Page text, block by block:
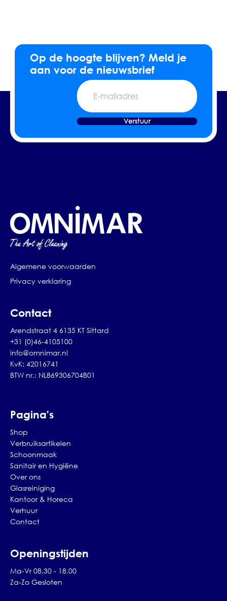
Op de hoogte blijven? Meld je
aan voor de nieuwsbrief
E-
mailadres
Verstuur
Algemene voorwaarden
Privacy verklaring
Contact
Arendstraat 4 6135 KT Sittard
+31 (0)46-4105100
info@omnimar.nl
KvK: 42016741
BTW nr.: NL869306704B01
Pagina's
Shop
Verbruiksartikelen
Schoonmaak
Sanitair en Hygiëne
Over ons
Glasreiniging
Kantoor & Horeca
Verhuur
Contact
Openingstijden
Ma-Vr 08.30 - 18.00
Za-Zo Gesloten